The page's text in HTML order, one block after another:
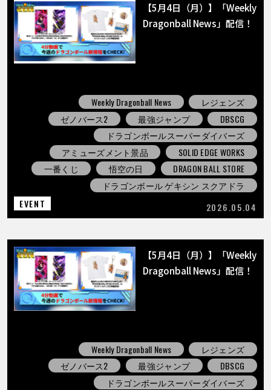
【5月4日（月）】「Weekly
Dragonball News」配信！
Weekly Dragonball News
レジェンズ
ゼノバース2
最強ジャンプ
DBSCG
ドラゴンボールスーパーダイバーズ
アミューズメント景品
SOLID EDGE WORKS
一番くじ
悟空の日
DRAGON BALL STORE
ドラゴンボール ゲキシン スクアドラ
EVENT
2026.05.04
【5月4日（月）】「Weekly
Dragonball News」配信！
Weekly Dragonball News
レジェンズ
ゼノバース2
最強ジャンプ
DBSCG
ドラゴンボールスーパーダイバーズ